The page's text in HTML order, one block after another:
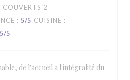
2
: 5/5 CUISINE :
5/5
de l'accueil a l'intégralité du